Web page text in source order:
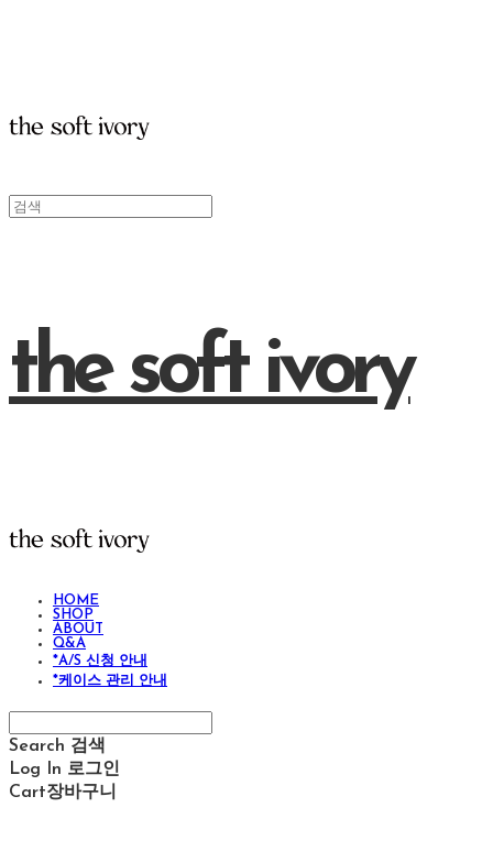
the soft ivory
HOME
SHOP
ABOUT
Q&A
*A/S 신청 안내
*케이스 관리 안내
Search 검색
Log In 로그인
Cart장바구니